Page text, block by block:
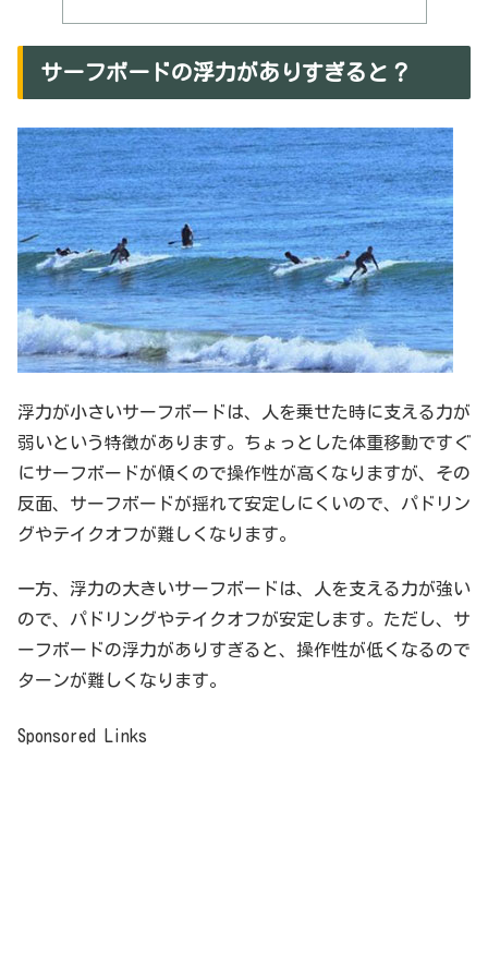
サーフボードの浮力がありすぎると？
浮力が小さいサーフボードは、人を乗せた時に支える力が
弱いという特徴があります。ちょっとした体重移動ですぐ
にサーフボードが傾くので操作性が高くなりますが、その
反面、サーフボードが揺れて安定しにくいので、パドリン
グやテイクオフが難しくなります。
一方、浮力の大きいサーフボードは、人を支える力が強い
ので、パドリングやテイクオフが安定します。ただし、サ
ーフボードの浮力がありすぎると、操作性が低くなるので
ターンが難しくなります。
Sponsored Links